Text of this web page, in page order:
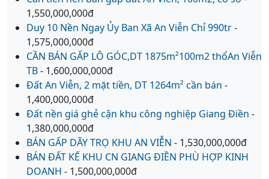
1,550,000,000đ
Duy 10 Nền Ngay Ủy Ban Xã An Viễn Chỉ 990tr-
1,575,000,000đ
CẦN BÁN GẤP LÔ GÓC,DT 1875m²100m2 thổAn Viễn
TB- 1,600,000,000đ
Đất An Viễn, 2 mặt tiền, DT 1264m² cần bán -
1,400,000,000đ
Đất nền giá ghẻ cận khu công nghiệp Giang Điền -
1,380,000,000đ
BÁN GẤP DÃY TRỌ KHU AN VIỄN - 1,530,000,000đ
BÁN ĐẤT KẾ KHU CN GIANG ĐIỀN PHÙ HỢP KINH
DOANH - 1,500,000,000đ